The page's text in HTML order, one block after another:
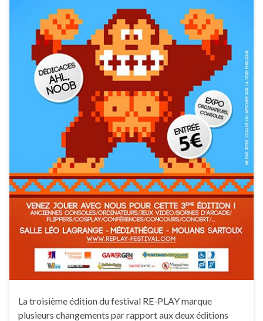
La troisième édition du festival RE-PLAY marque
plusieurs changements par rapport aux deux éditions